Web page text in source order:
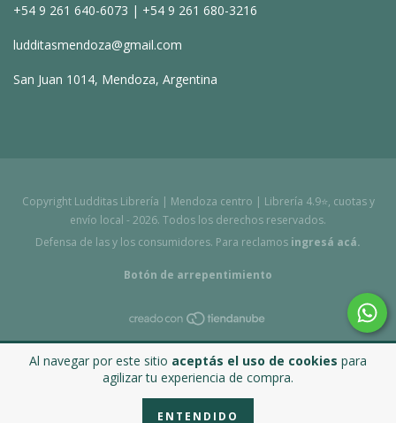
Al navegar por este sitio aceptás el uso de cookies para
agilizar tu experiencia de compra.
ENTENDIDO
+54 9 261 640-6073 | +54 9 261 680-3216
ludditasmendoza@gmail.com
San Juan 1014, Mendoza, Argentina
Copyright Ludditas Librería | Mendoza centro | Librería 4.9⭐, cuotas y
envío local - 2026. Todos los derechos reservados.
Defensa de las y los consumidores. Para reclamos ingresá acá.
Botón de arrepentimiento